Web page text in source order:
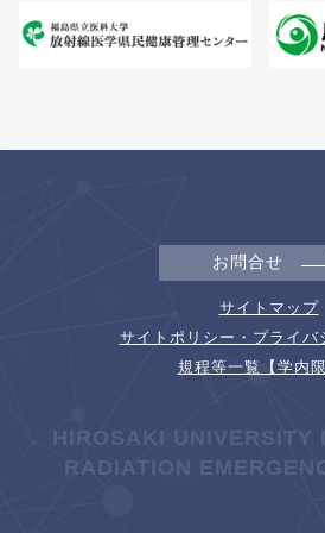
お問合せ
サイトマップ
サイトポリシー・プライバ
規程等一覧【学内限
HIROSAKI UNIVERSITY
RADIATION